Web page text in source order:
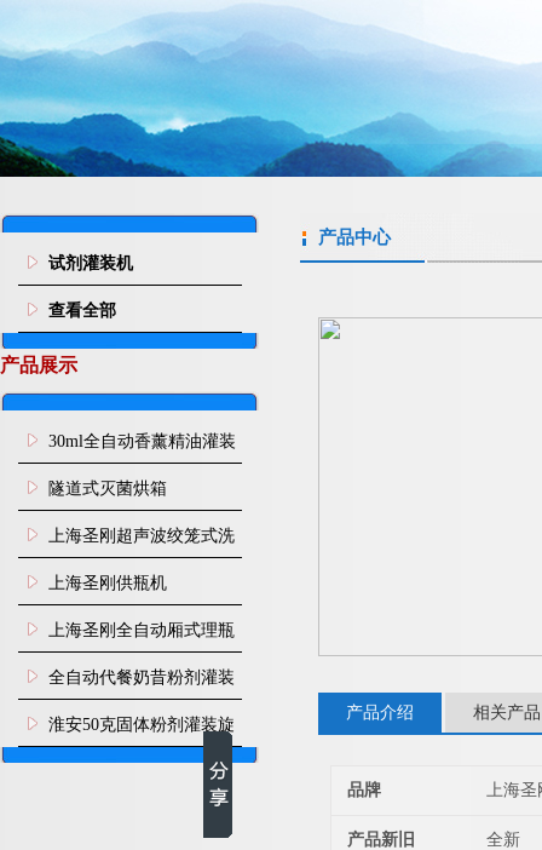
试剂灌装机
查看全部
产品展示
30ml全自动香薰精油灌装
旋盖机
隧道式灭菌烘箱
上海圣刚超声波绞笼式洗
瓶机
上海圣刚供瓶机
上海圣刚全自动厢式理瓶
机
全自动代餐奶昔粉剂灌装
生产线
淮安50克固体粉剂灌装旋
盖机
产品中心
产品介绍 相关产品
品牌 上海圣
产品新旧 全新